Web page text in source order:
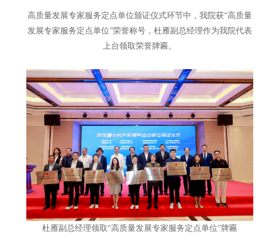
高质量发展专家服务定点单位颁证仪式环节中，我院获“高质量
发展专家服务定点单位”荣誉称号，杜雁副总经理作为我院代表
上台领取荣誉牌匾。
杜雁副总经理领取“高质量发展专家服务定点单位”牌匾